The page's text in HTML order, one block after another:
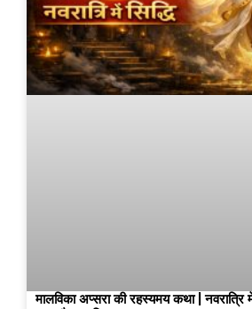
मालविका अप्सरा की रहस्यमय कथा |